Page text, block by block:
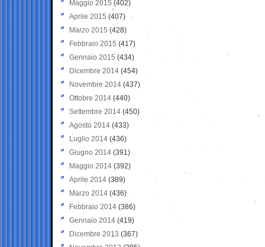
Maggio 2015 (402)
Aprile 2015 (407)
Marzo 2015 (428)
Febbraio 2015 (417)
Gennaio 2015 (434)
Dicembre 2014 (454)
Novembre 2014 (437)
Ottobre 2014 (440)
Settembre 2014 (450)
Agosto 2014 (433)
Luglio 2014 (436)
Giugno 2014 (391)
Maggio 2014 (392)
Aprile 2014 (389)
Marzo 2014 (436)
Febbraio 2014 (386)
Gennaio 2014 (419)
Dicembre 2013 (367)